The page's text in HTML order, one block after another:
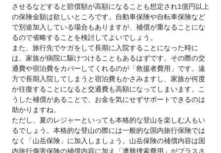
させるなどすると賠償額が高額になることも想定され1億円以上
の保険金額は欲しいところです。自動車保険や自転車保険など
で別途加入している場合もありますが、補償が重なることにな
るので省略することを検討してよいでしょう。
また、旅行先でケガをして長期に入院することになった時に
は、家族が病院に駆けつけることもあるはずです。その際の交
通費や宿泊費をカバーしてくれるのが「救援者費用」です。遠
方で長期入院してしまうと宿泊費もかさみますし、家族が何度
か往復することになると交通費も高額になってしまいます。こ
うした補償があることで、お金を気にせずサポートできるのは
助かりますね。
ただし、夏のレジャーといっても本格的な登山を楽しむ人もい
るでしょう。本格的な登山の際には一般的な国内旅行保険では
なく「山岳保険」に加入しましょう。山岳保険の補償内容は国
内旅行傷害保険の補償内容に加え「遭難捜索費用」がプラスさ